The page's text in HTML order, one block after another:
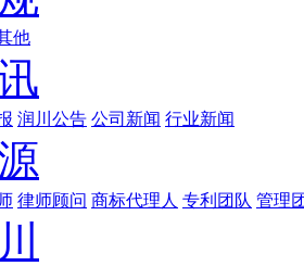
他
润川公告 公司新闻 行业新闻
律师顾问 商标代理人 专利团队 管理